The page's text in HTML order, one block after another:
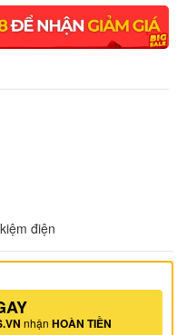
điện
nhận HOÀN TIỀN